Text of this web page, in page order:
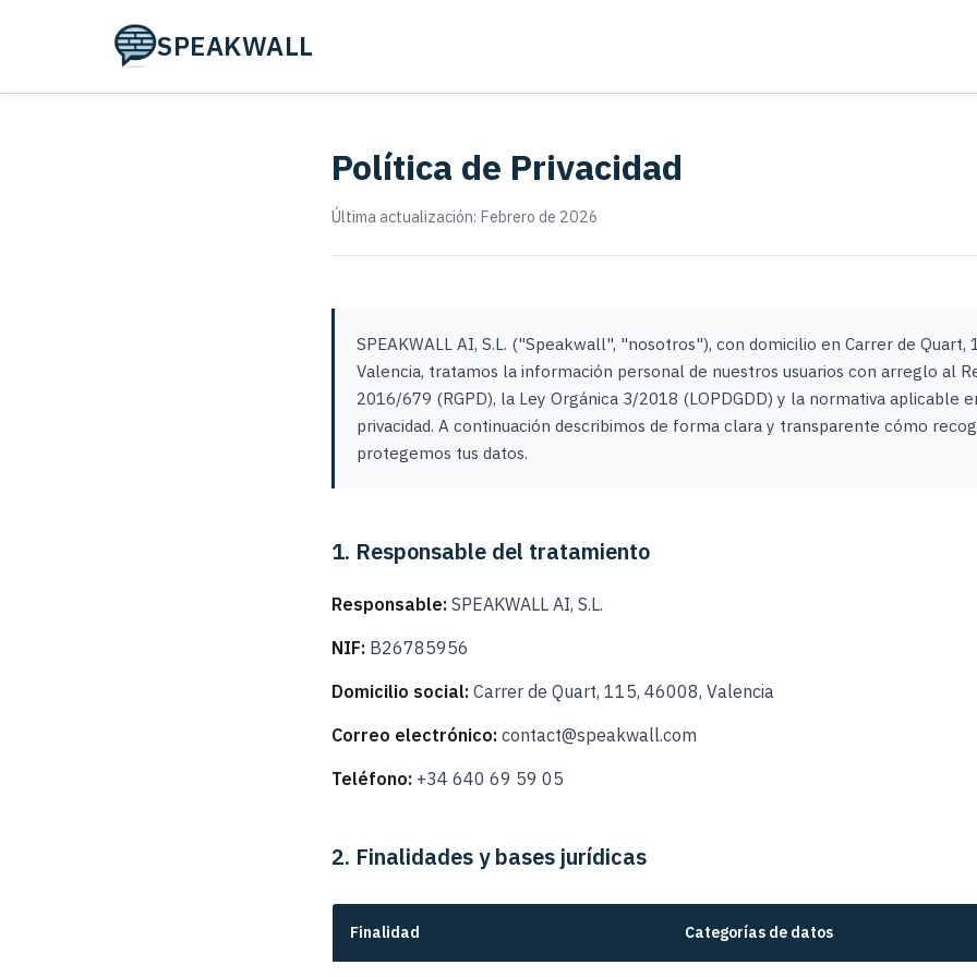
SPEAKWALL
Política de Privacidad
Última actualización: Febrero de 2026
SPEAKWALL AI, S.L. ("Speakwall", "nosotros"), con domicilio en Carrer de Quart,
Valencia, tratamos la información personal de nuestros usuarios con arreglo al
2016/679 (RGPD), la Ley Orgánica 3/2018 (LOPDGDD) y la normativa aplicable
privacidad. A continuación describimos de forma clara y transparente cómo
protegemos tus datos.
1. Responsable del tratamiento
Responsable: SPEAKWALL AI, S.L.
NIF: B26785956
Domicilio social: Carrer de Quart, 115, 46008, Valencia
Correo electrónico: contact@speakwall.com
Teléfono: +34 640 69 59 05
2. Finalidades y bases jurídicas
Finalidad Categorías de datos